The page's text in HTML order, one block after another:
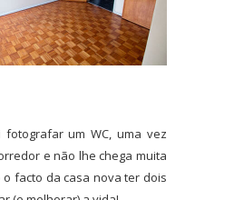
fotografar um WC, uma vez
e não lhe chega muita
facto da casa nova ter dois